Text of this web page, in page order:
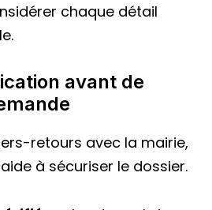
chaque détail
avant de
retours avec la mairie,
à sécuriser le dossier.